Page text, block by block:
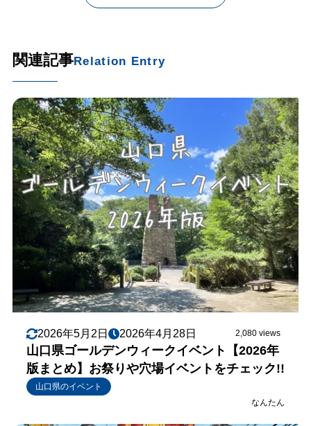
関連記事Relation Entry
2026年5月2日 2026年4月28日 2,080 views
山口県ゴールデンウィークイベント【2026年
版まとめ】お祭りや穴場イベントをチェック!!
山口県のイベント
なんたん